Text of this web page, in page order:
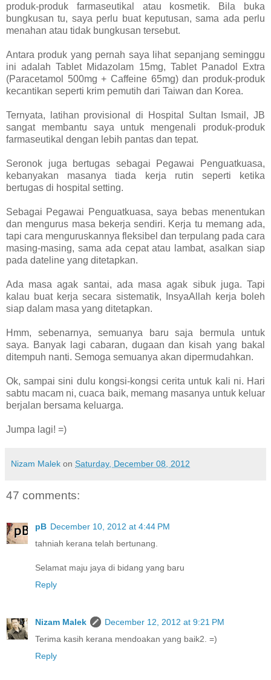
produk-produk farmaseutikal atau kosmetik. Bila buka
bungkusan tu, saya perlu buat keputusan, sama ada perlu
menahan atau tidak bungkusan tersebut.
Antara produk yang pernah saya lihat sepanjang seminggu
ini adalah Tablet Midazolam 15mg, Tablet Panadol Extra
(Paracetamol 500mg + Caffeine 65mg) dan produk-produk
kecantikan seperti krim pemutih dari Taiwan dan Korea.
Ternyata, latihan provisional di Hospital Sultan Ismail, JB
sangat membantu saya untuk mengenali produk-produk
farmaseutikal dengan lebih pantas dan tepat.
Seronok juga bertugas sebagai Pegawai Penguatkuasa,
kebanyakan masanya tiada kerja rutin seperti ketika
bertugas di hospital setting.
Sebagai Pegawai Penguatkuasa, saya bebas menentukan
dan mengurus masa bekerja sendiri. Kerja tu memang ada,
tapi cara menguruskannya fleksibel dan terpulang pada cara
masing-masing, sama ada cepat atau lambat, asalkan siap
pada dateline yang ditetapkan.
Ada masa agak santai, ada masa agak sibuk juga. Tapi
kalau buat kerja secara sistematik, InsyaAllah kerja boleh
siap dalam masa yang ditetapkan.
Hmm, sebenarnya, semuanya baru saja bermula untuk
saya. Banyak lagi cabaran, dugaan dan kisah yang bakal
ditempuh nanti. Semoga semuanya akan dipermudahkan.
Ok, sampai sini dulu kongsi-kongsi cerita untuk kali ni. Hari
sabtu macam ni, cuaca baik, memang masanya untuk keluar
berjalan bersama keluarga.
Jumpa lagi! =)
Nizam Malek on Saturday, December 08, 2012
47 comments:
pB December 10, 2012 at 4:44 PM
tahniah kerana telah bertunang.
Selamat maju jaya di bidang yang baru
Reply
Nizam Malek
December 12, 2012 at 9:21 PM
Terima kasih kerana mendoakan yang baik2. =)
Reply